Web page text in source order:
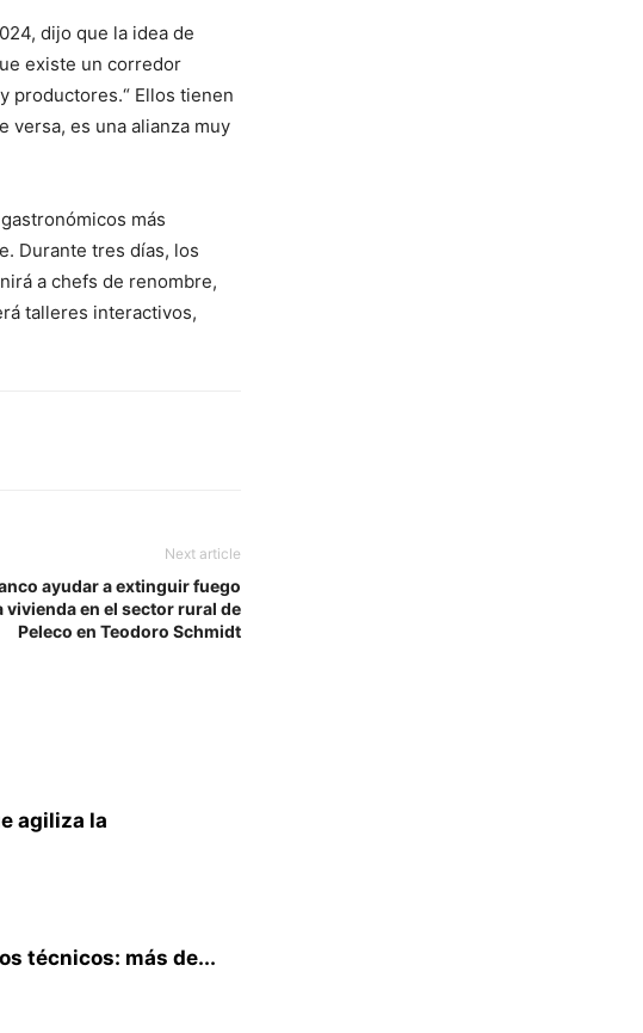
dijo que la idea de
existe un corredor
productores.“ Ellos tienen
versa, es una alianza muy
más
Durante tres días, los
a chefs de renombre,
talleres interactivos,
Next article
ayudar a extinguir fuego
vivienda en el sector rural de
Peleco en Teodoro Schmidt
agiliza la
técnicos: más de...